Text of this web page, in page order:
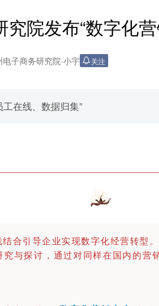
院发布“数字化
电子商务研究院·小宇 关注
在线、数据归集”
合引导企业实现数字化经营转型
与探讨，通过对同样在国内的营